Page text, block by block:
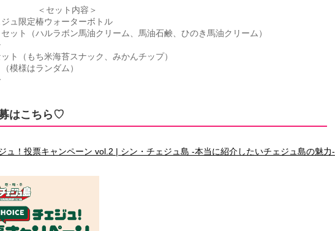
＜セット内容＞
ュ限定椿ウォーターボトル
ット（ハルラボン馬油クリーム、馬油石鹸、ひのき馬油クリーム）
ト（もち米海苔スナック、みかんチップ）
模様はランダム）
はこちら♡
ュ！投票キャンペーン vol.2 | シン・チェジュ島 -本当に紹介したいチェジュ島の魅力-